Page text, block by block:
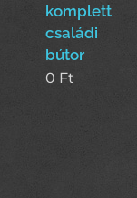
komplett
családi
bútor
0 Ft